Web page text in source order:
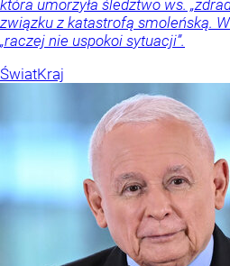
która umorzyła śledztwo ws.
związku z katastrofą smoleńską.
„raczej nie uspokoi sytuacji”.
ŚwiatKraj